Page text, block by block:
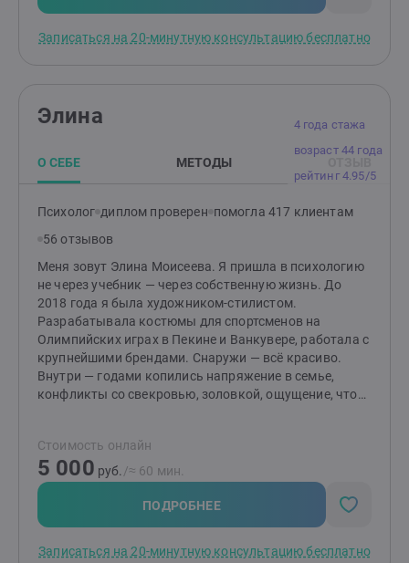
конфликтных ситуациях своей жизни, улучшить
состояние. Закончила Пермскую государственную
посещала психолога, различные группы, семинары и
параллельно обучалась. Прошла переподготовку по
социальной психологии и психологическому
консультированием, проводила тренинги и
врача психотерапевта. Продолжаю личную терапию,
посещаю супервизии, консультирую и
обучаюсь.Работаю в реабилитационном
наркологическом центре и принимаю клиентов
частным образом.Гарантирую внимательное
отношение, конфиденциальность и научные методы
работы.Люблю свою работу.
Записаться на 20-минутную консультацию бесплатно
4 года стажа
возраст 44 года
рейтинг 4.95/5
Элина
О СЕБЕ МЕТОДЫ
Психолог диплом проверен помогла 417 клиентам
56 отзывов
Меня зовут Элина Моисеева. Я пришла в психологию
не через учебник — через собственную жизнь. До
2018 года я была художником-стилистом.
Разрабатывала костюмы для спортсменов на
Олимпийских играх в Пекине и Ванкувере, работала с
крупнейшими брендами. Снаружи — всё красиво.
Внутри — годами копились напряжение в семье,
конфликты со свекровью, золовкой, ощущение, что
клиент. Не потому что «интересно». Потому что
больше не знала, что делать с отношениями, которые
разрушали меня изнутри. То, что произошло на той
сессии, я до сих пор не могу описать логически. Но
что-то сдвинулось. Отношения со свекровью,
меняться. Сначала чуть-чуть. Потом — по-
Стоимость онлайн
5 000 руб. /≈ 60 мин.
ПОДРОБНЕЕ
Записаться на 20-минутную консультацию бесплатно